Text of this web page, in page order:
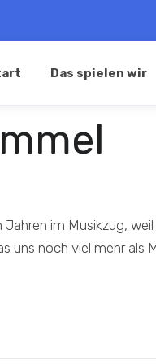
Das spielen wir
Jahren im Musikzug,
uns noch viel mehr als